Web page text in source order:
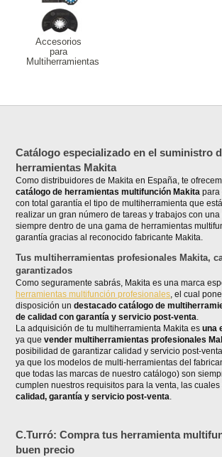
Accesorios
para
Multiherramientas
Catálogo especializado en el suministro
herramientas Makita
Como distribuidores de Makita en España, te
catálogo de herramientas multifunción Makita para
con total garantía el tipo de multiherramienta que
realizar un gran número de tareas y trabajos con
siempre dentro de una gama de herramientas
garantía gracias al reconocido fabricante Makita.
Tus multiherramientas profesionales Makita,
garantizados
Como seguramente sabrás, Makita es una marca
herramientas multifunción profesionales, el cual
disposición undestacado catálogo de
de calidad con garantía y servicio post-venta.
La adquisición de tu multiherramienta Makita esuna
ya quevender multiherramientas profesionales
posibilidad de garantizar calidad y servicio post-
ya que los modelos de multi-herramientas del
que todas las marcas de nuestro catálogo) son
cumplen nuestros requisitos para la venta, las
calidad, garantía y servicio post-venta.
C.Turró: Compra tus herramienta
buen precio